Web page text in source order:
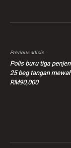
Previous article
Polis buru tiga
25 beg tangan
RM90,000